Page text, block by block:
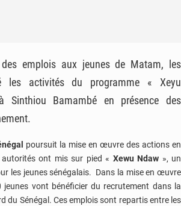
emplois aux jeunes de Matam, les
les activités du programme « Xeyu
Sinthiou Bamambé en présence des
poursuit la mise en œuvre des actions en
ont mis sur pied « Xewu Ndaw », un
les jeunes sénégalais. Dans la mise en œuvre
vont bénéficier du recrutement dans la
du Sénégal. Ces emplois sont repartis entre les